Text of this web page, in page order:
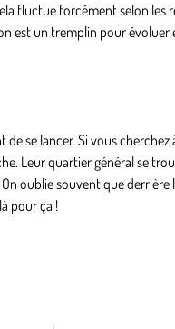
fluctue forcément selon les
est un tremplin pour évoluer
se lancer. Si vous
Leur quartier général se
oublie souvent que derrière
pour ça !